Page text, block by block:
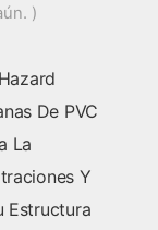
)
De PVC
La
Y
Estructura